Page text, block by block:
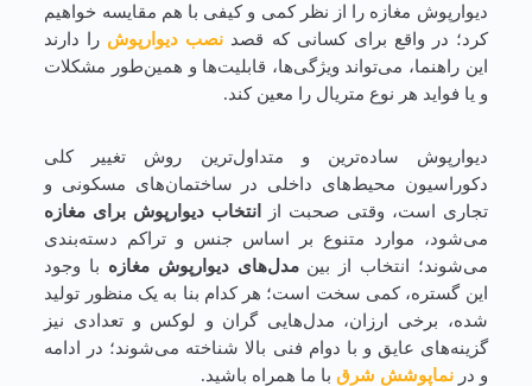
دیوارپوش مغازه را از نظر کمی و کیفی با هم مقایسه خواهیم
کرد؛ در واقع برای کسانی که قصد نصب دیوارپوش را دارند
این راهنما، می‌تواند ویژگی‌ها، قابلیت‌ها و همین‌طور مشکلات
و یا فواید هر نوع متریال را معین کند.
دیوارپوش ساده‌ترین و متداول‌ترین روش تغییر کلی
دکوراسیون محیط‌های داخلی در ساختمان‌های مسکونی و
تجاری است، وقتی صحبت از
انتخاب دیوارپوش برای مغازه
می‌شود، موارد متنوع بر اساس جنس و تراکم دسته‌بندی
می‌شوند؛ انتخاب از بین مدل‌های دیوارپوش مغازه با وجود
این گستره، کمی سخت است؛ هر کدام بنا به یک منظور تولید
شده، برخی ارزان، مدل‌هایی گران و لوکس و تعدادی نیز
گزینه‌های عایق و با دوام فنی بالا شناخته می‌شوند؛ در ادامه
و درنماپوشش شرق با ما همراه باشید.